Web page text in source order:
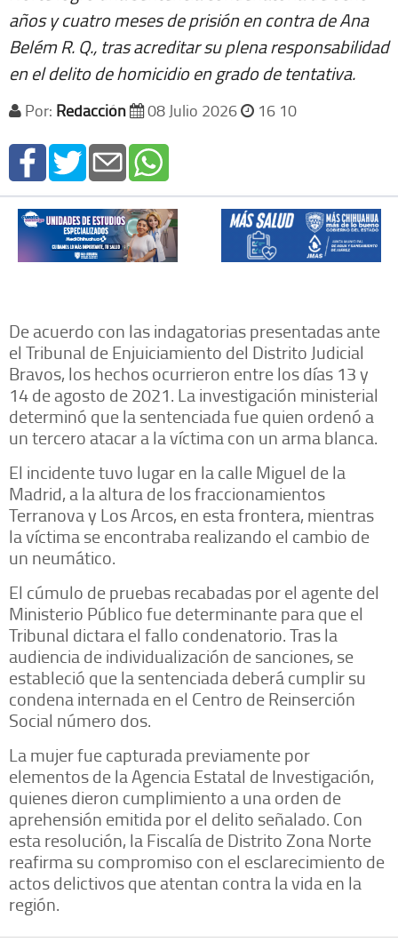
años y cuatro meses de prisión en contra de Ana
Belém R. Q., tras acreditar su plena responsabilidad
en el delito de homicidio en grado de tentativa.
Por: Redacción 08 Julio 2026 16 10
De acuerdo con las indagatorias presentadas ante
el Tribunal de Enjuiciamiento del Distrito Judicial
Bravos, los hechos ocurrieron entre los días 13 y
14 de agosto de 2021. La investigación ministerial
determinó que la sentenciada fue quien ordenó a
un tercero atacar a la víctima con un arma blanca.
El incidente tuvo lugar en la calle Miguel de la
Madrid, a la altura de los fraccionamientos
Terranova y Los Arcos, en esta frontera, mientras
la víctima se encontraba realizando el cambio de
un neumático.
El cúmulo de pruebas recabadas por el agente del
Ministerio Público fue determinante para que el
Tribunal dictara el fallo condenatorio. Tras la
audiencia de individualización de sanciones, se
estableció que la sentenciada deberá cumplir su
condena internada en el Centro de Reinserción
Social número dos.
La mujer fue capturada previamente por
elementos de la Agencia Estatal de Investigación,
quienes dieron cumplimiento a una orden de
aprehensión emitida por el delito señalado. Con
esta resolución, la Fiscalía de Distrito Zona Norte
reafirma su compromiso con el esclarecimiento de
actos delictivos que atentan contra la vida en la
región.